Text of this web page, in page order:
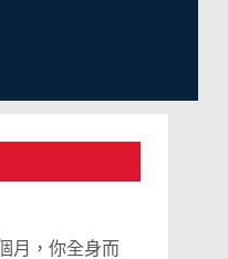
月，你全身而